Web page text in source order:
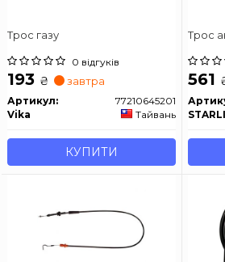
Трос газу
0 відгуків
193 ₴ завтра
Артикул:
77210645201
Vika
Тайвань
КУПИТИ
Трос
561